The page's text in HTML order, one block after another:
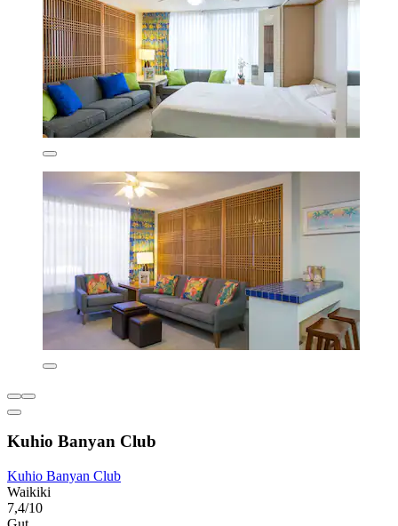
Kuhio Banyan Club
Kuhio Banyan Club
Waikiki
7,4/10